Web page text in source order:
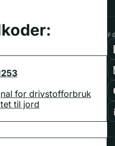
for drivstofforbruk
til jord